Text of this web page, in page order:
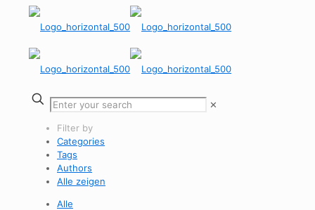
✕
Filter by
Categories
Tags
Authors
Alle zeigen
Alle